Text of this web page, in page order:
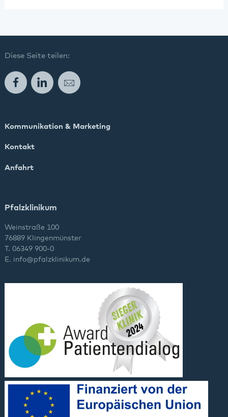
Diese Seite teilen:
FacebookLinkedInE-Mail
Kommunikation & Marketing
Kontakt
Anfahrt
Pfalzklinikum
Weinstraße 100
76889 Klingenmünster
T. 06349 900-0
E. info@pfalzklinikum.de